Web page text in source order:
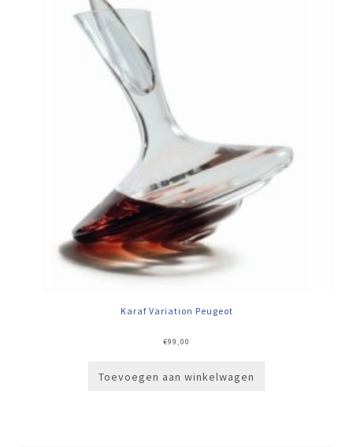
Karaf Variation Peugeot
€99,00
Toevoegen aan winkelwagen